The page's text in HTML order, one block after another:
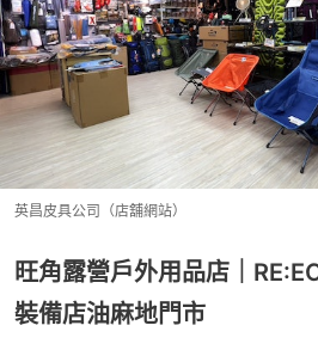
英昌皮具公司（店舖網站）
旺角露營戶外用品店｜
裝備店油麻地門市